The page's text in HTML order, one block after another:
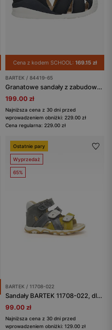
Cena z kodem SCHOOL: 169.15 zł
BARTEK / 84419-65
Granatowe sandały z zabudowanym noskiem BARTEK 84419-65
199.00 zł
Najniższa cena z 30 dni przed
wprowadzeniem obniżki: 229.00 zł
Cena regularna: 229.00 zł
Ostatnie pary
Wyprzedaż
65%
BARTEK / 11708-022
Sandały BARTEK 11708-022, dla chłopców, szaro-żółty
99.00 zł
Najniższa cena z 30 dni przed
wprowadzeniem obniżki: 129.00 zł